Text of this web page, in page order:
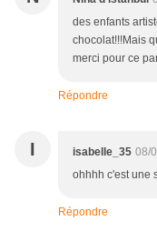
des enfants
chocolat!!!Mais
merci pour ce
Répondre
I isabelle_35 08/
ohhhh c'est une
Répondre